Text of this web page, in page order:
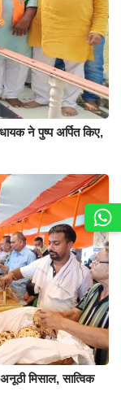
ने पुष्प अर्पित किए,
मिसाल, सात्विक